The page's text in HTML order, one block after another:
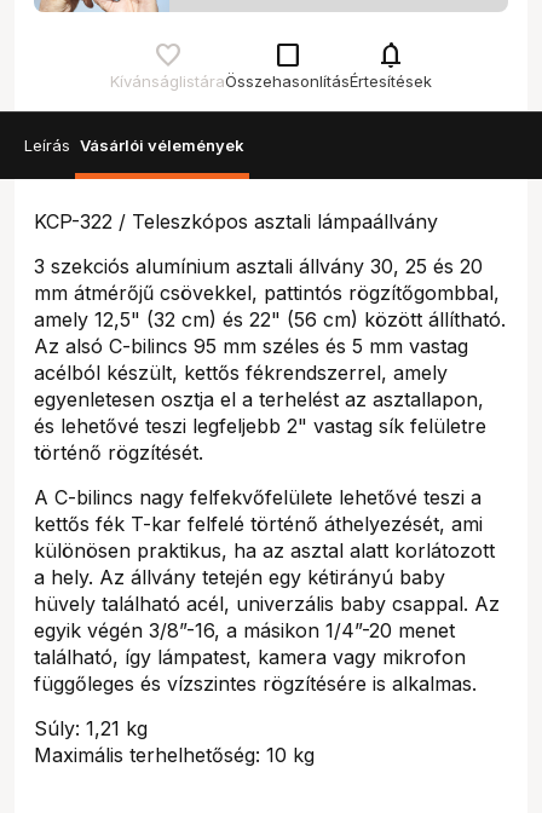
Kívánságlistára
check_box_outline_blank
Összehasonlítás
notifications
Értesítések
Leírás Vásárlói vélemények
KCP-322 / Teleszkópos asztali lámpaállvány
3 szekciós alumínium asztali állvány 30, 25 és 20
mm átmérőjű csövekkel, pattintós rögzítőgombbal,
amely 12,5" (32 cm) és 22" (56 cm) között állítható.
Az alsó C-bilincs 95 mm széles és 5 mm vastag
acélból készült, kettős fékrendszerrel, amely
egyenletesen osztja el a terhelést az asztallapon,
és lehetővé teszi legfeljebb 2" vastag sík felületre
történő rögzítését.
A C-bilincs nagy felfekvőfelülete lehetővé teszi a
kettős fék T-kar felfelé történő áthelyezését, ami
különösen praktikus, ha az asztal alatt korlátozott
a hely. Az állvány tetején egy kétirányú baby
hüvely található acél, univerzális baby csappal. Az
egyik végén 3/8”-16, a másikon 1/4”-20 menet
található, így lámpatest, kamera vagy mikrofon
függőleges és vízszintes rögzítésére is alkalmas.
Súly: 1,21 kg
Maximális terhelhetőség: 10 kg